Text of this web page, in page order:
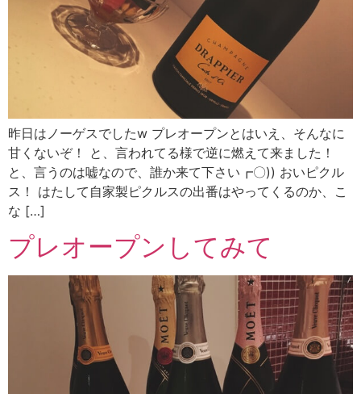
昨日はノーゲスでしたw プレオープンとはいえ、そんなに
甘くないぞ！ と、言われてる様で逆に燃えて来ました！
と、言うのは嘘なので、誰か来て下さい┏〇)) おいピクル
ス！ はたして自家製ピクルスの出番はやってくるのか、こ
な […]
プレオープンしてみて